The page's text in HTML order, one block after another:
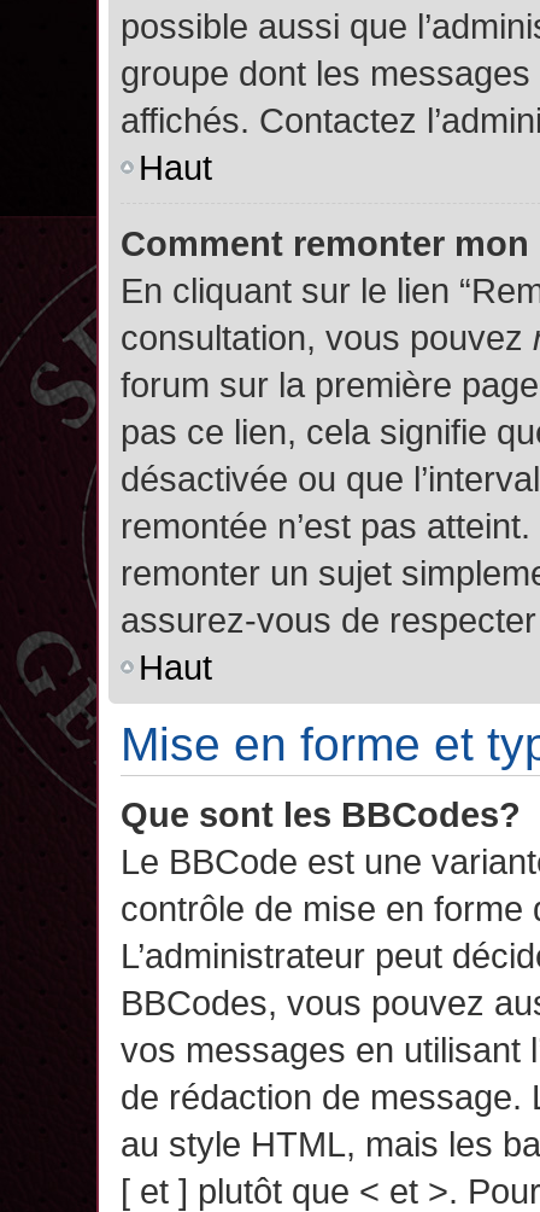
possible aussi que
groupe dont les
affichés. Contactez
Haut
Comment remonter
En cliquant sur le lien
consultation, vous pouvez
forum sur la première
pas ce lien, cela signifie
désactivée ou que
remontée n’est pas
remonter un sujet
assurez-vous de
Haut
Mise en forme et
Que sont les BBCodes?
Le BBCode est une
contrôle de mise en forme
L’administrateur peut
BBCodes, vous pouvez
vos messages en utilisant
de rédaction de message.
au style HTML, mais les
[ et ] plutôt que < et >.